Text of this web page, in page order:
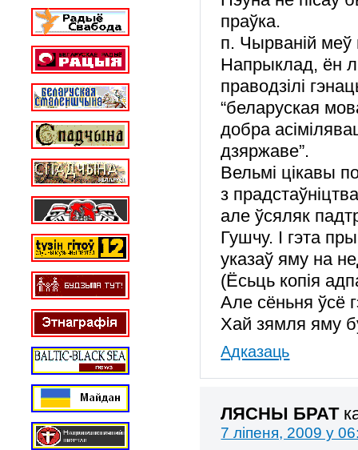
праўка.
п. Чырваній меў
Напрыклад, ён
праводзілі
“беларуская
добра
дзяржаве”.
Вельмі цікавы
з
але ўсяляк
Гушчу. І гэта
указаў яму на
(Ёсьць копія
Але сёньня ўсё
Хай зямля яму
Адказаць
ЛЯСНЫ БРАТ
7 ліпеня, 2009 у